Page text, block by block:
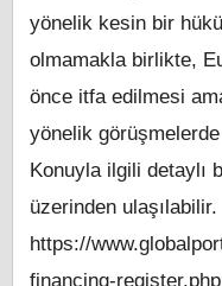
yönelik kesin bir
olmamakla birlikte,
önce itfa edilmesi
yönelik
Konuyla ilgili detaylı
üzerinden ulaşılabilir.
https://
financing-